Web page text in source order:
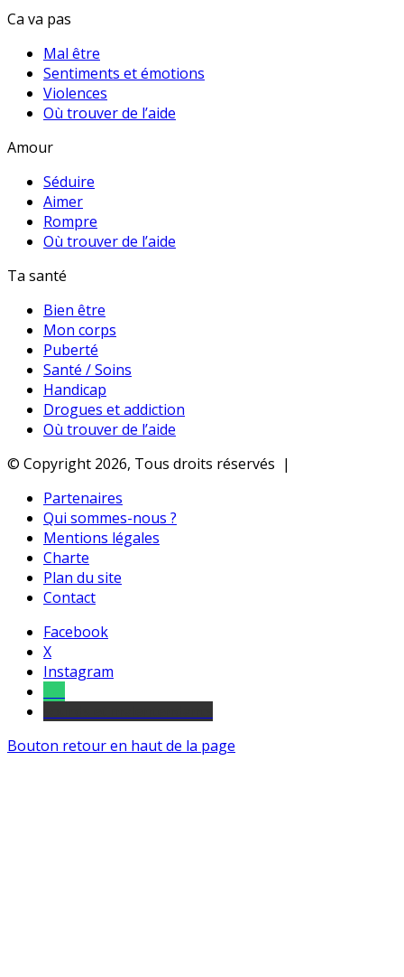
Ca va pas
Mal être
Sentiments et émotions
Violences
Où trouver de l’aide
Amour
Séduire
Aimer
Rompre
Où trouver de l’aide
Ta santé
Bien être
Mon corps
Puberté
Santé / Soins
Handicap
Drogues et addiction
Où trouver de l’aide
© Copyright 2026, Tous droits réservés |
Partenaires
Qui sommes-nous ?
Mentions légales
Charte
Plan du site
Contact
Facebook
X
Instagram
Bouton retour en haut de la page